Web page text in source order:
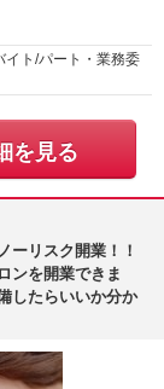
ト/パート・業務委
を見る
ーリスク開業！！
ンを開業できま
したらいいか分か